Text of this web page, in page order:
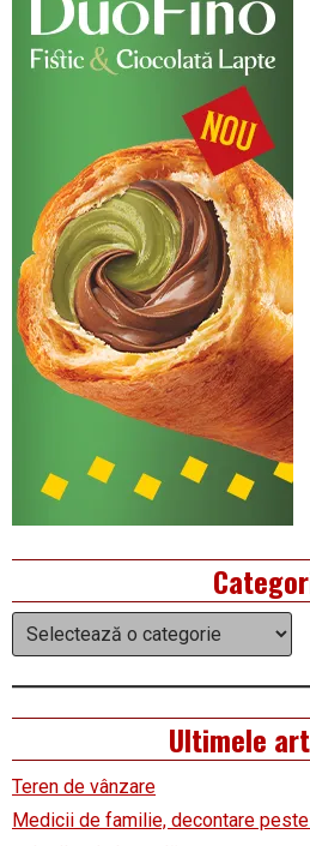
Categorii
Ultimele
Teren de vânzare
Medicii de familie, decontare